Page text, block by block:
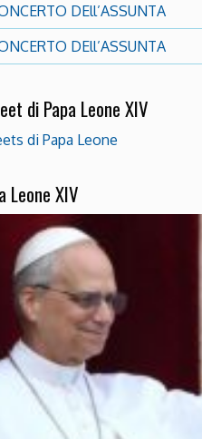
DEll’ASSUNTA
DEll’ASSUNTA
di Papa Leone XIV
di Papa Leone
Leone XIV